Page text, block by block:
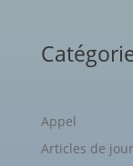
Appel
Articles de